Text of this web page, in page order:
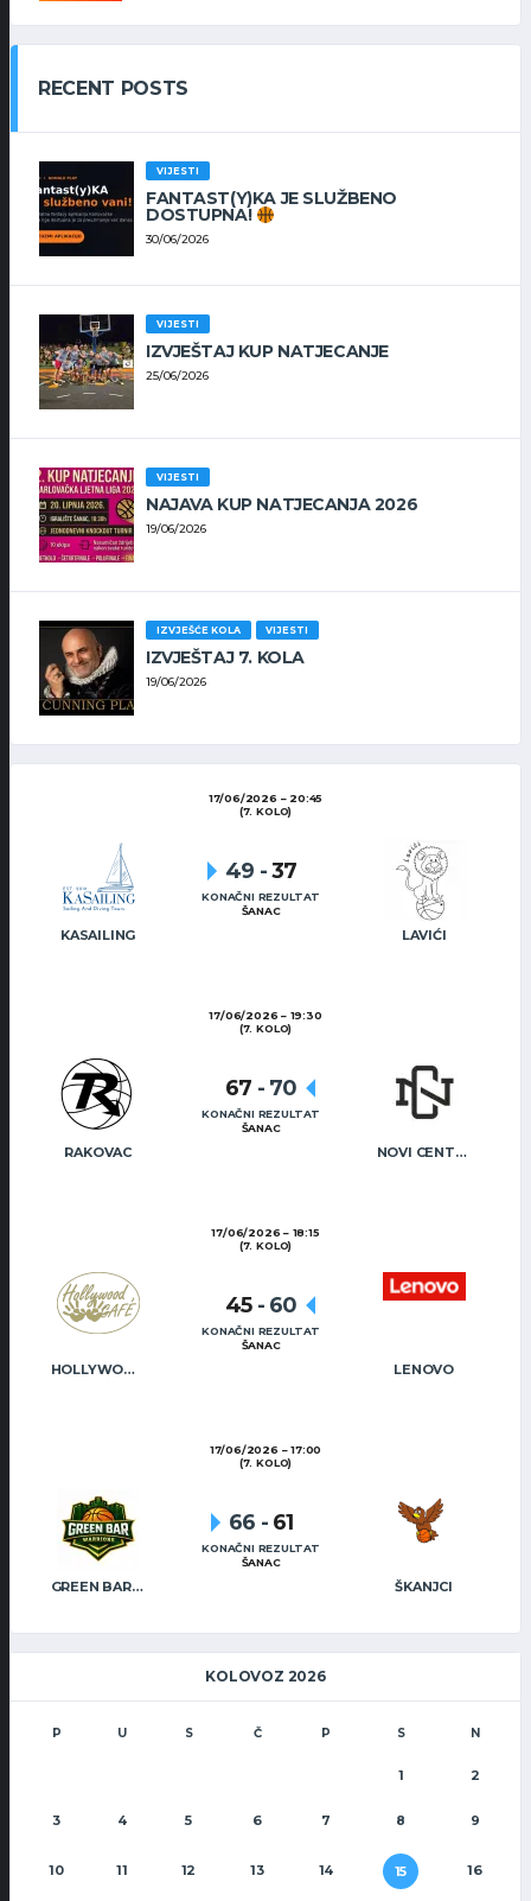
RECENT POSTS
VIJESTI
FANTAST(Y)KA JE SLUŽBENO
DOSTUPNA!
30/06/2026
VIJESTI
IZVJEŠTAJ KUP NATJECANJE
25/06/2026
VIJESTI
NAJAVA KUP NATJECANJA 2026
19/06/2026
IZVJEŠĆE KOLA VIJESTI
IZVJEŠTAJ 7. KOLA
19/06/2026
17/06/2026
20:45
(7. KOLO)
KASAILING LAVIĆI
49 -37
KONAČNI REZULTAT
ŠANAC
17/06/2026
19:30
(7. KOLO)
RAKOVAC NOVI CENTAR
67 - 70
KONAČNI REZULTAT
ŠANAC
17/06/2026
18:15
(7. KOLO)
HOLLYWOOD CAFÉ LENOVO
45 - 60
KONAČNI REZULTAT
ŠANAC
17/06/2026
17:00
(7. KOLO)
GREEN BAR WARRIORS ŠKANJCI
66 - 61
KONAČNI REZULTAT
ŠANAC
KOLOVOZ 2026
P U S Č P S N
1 2
3 4 5 6 7 8 9
10 11 12 13 14 15 16